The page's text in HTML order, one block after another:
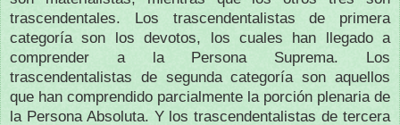
trascendentales. Los trascendentalistas de primera
categoría son los devotos, los cuales han llegado a
comprender a la Persona Suprema. Los
trascendentalistas de segunda categoría son aquellos
que han comprendido parcialmente la porción plenaria de
la Persona Absoluta. Y los trascendentalistas de tercera